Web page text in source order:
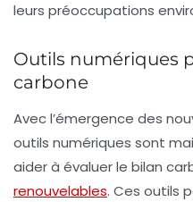
leurs préoccupations
Outils numériques
carbone
Avec l’émergence des
outils numériques sont
aider à évaluer le bilan
renouvelables. Ces outils